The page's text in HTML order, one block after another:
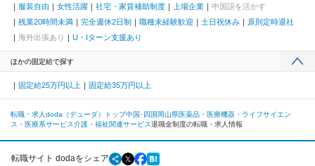
服装自由
女性活躍 社宅・家賃補助制度 上場企業
中国語を活かす
残業20時間未満
完全週休2日制 職種未経験歓迎 土日祝休み
原則定時退社
海外出張あり
U・Iターン支援あり
ほかの固定給で探す
固定給25万円以上 固定給35万円以上
転職・求人doda（デューダ）トップ中国･四国 岡山県医薬品・医療機器・ライフサイエン
ス・医療系サービス介護・福祉関連サービス退職金制度の転職・求人情報
転職サイト dodaをシェア